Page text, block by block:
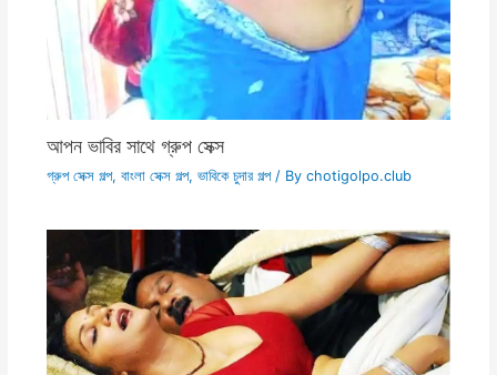
আপন ভাবির সাথে গ্রুপ সেক্স
গ্রুপ সেক্স গল্প, বাংলা সেক্স গল্প, ভাবিকে চুদার গল্প/ By chotigolpo.club